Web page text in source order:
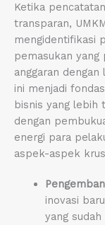
Ketika
transparan,
mengidentifikasi
pemasukan yang
anggaran
ini menjadi
bisnis yang lebih
dengan
energi para
aspek-aspek
inovasi
yang